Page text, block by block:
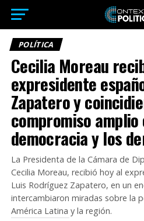
POLÍTICA
Cecilia Moreau
expresidente
Zapatero y
compromiso amplio
democracia y los
La Presidenta de la Cámara de
Cecilia Moreau, recibió hoy al
Luis Rodríguez Zapatero, en un
intercambiaron miradas sobre la
América Latina y la región.